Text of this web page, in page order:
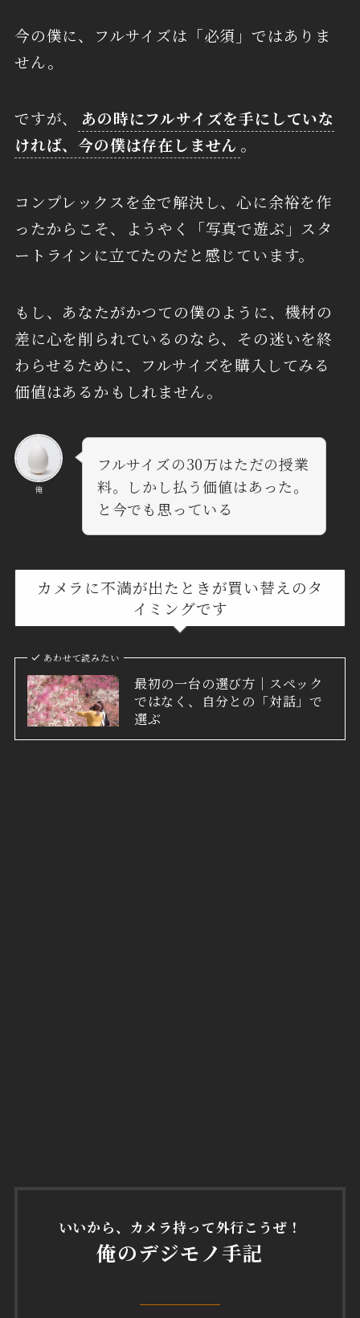
今の僕に、フルサイズは「必須」ではありま
せん。
ですが、
あの時にフルサイズを手にしていな
ければ、今の僕は存在しません 。
コンプレックスを金で解決し、心に余裕を作
ったからこそ、ようやく「写真で遊ぶ」スタ
ートラインに立てたのだと感じています。
もし、あなたがかつての僕のように、機材の
差に心を削られているのなら、その迷いを終
わらせるために、フルサイズを購入してみる
価値はあるかもしれません。
俺
フルサイズの30万はただの授業
料。しかし払う価値はあった。
と今でも思っている
カメラに不満が出たときが買い替えのタ
イミングです
あわせて読みたい
最初の一台の選び方｜スペック
ではなく、自分との「対話」で
選ぶ
いいから、カメラ持って外行こうぜ！
俺のデジモノ手記